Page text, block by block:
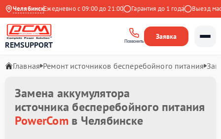
Челябинск
Яндекс Ежедневно с 09:00 до 21:00 Гарантия до 1 года Выезд
REMSUPPORT Позвонить
Заявка
Главная Ремонт источников бесперебойного питания
Замена аккумулятора
источника бесперебойного питания
PowerComв Челябинске